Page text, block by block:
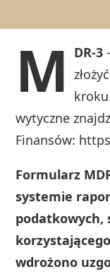
M DR-3
wytyczne
Finansów:
Formularz
systemie
podatkowych,
wdrożono